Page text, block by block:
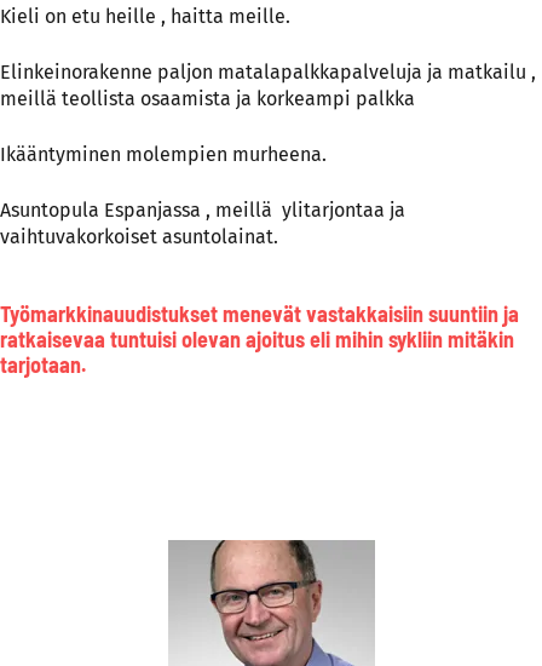
Kieli on etu heille , haitta meille.
Elinkeinorakenne paljon matalapalkkapalveluja ja matkailu ,
meillä teollista osaamista ja korkeampi palkka
Ikääntyminen molempien murheena.
Asuntopula Espanjassa , meillä ylitarjontaa ja
vaihtuvakorkoiset asuntolainat.
Työmarkkinauudistukset menevät vastakkaisiin suuntiin ja
ratkaisevaa tuntuisi olevan ajoitus eli mihin sykliin mitäkin
tarjotaan.